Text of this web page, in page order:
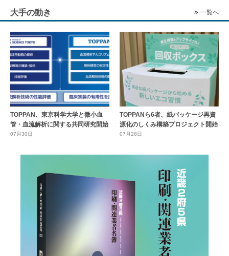
大手の動き 一覧へ
TOPPAN、東京科学大学と微小血
管・血流解析に関する共同研究開始
07月30日
TOPPANら6者、紙パッケージ再資
源化のしくみ構築プロジェクト開始
07月28日